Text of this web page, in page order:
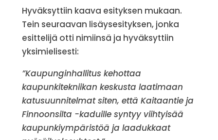
Hyväksyttiin kaava esityksen mukaan.
Tein seuraavan lisäysesityksen, jonka
esittelijä otti nimiinsä ja hyväksyttiin
yksimielisesti:
”Kaupunginhallitus kehottaa
kaupunkitekniikan keskusta laatimaan
katusuunnitelmat siten, että Kaitaantie ja
Finnoonsilta -kaduille syntyy viihtyisää
kaupunkiympäristöä ja laadukkaat